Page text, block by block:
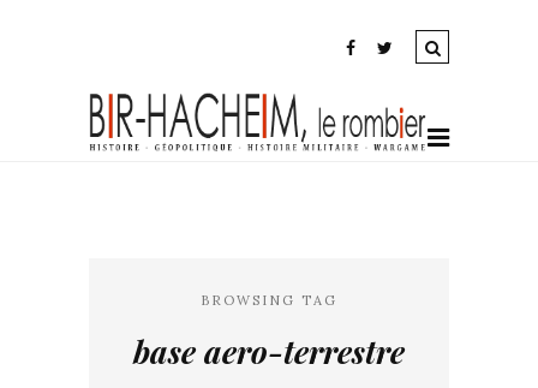
BROWSING TAG
base aero-terrestre